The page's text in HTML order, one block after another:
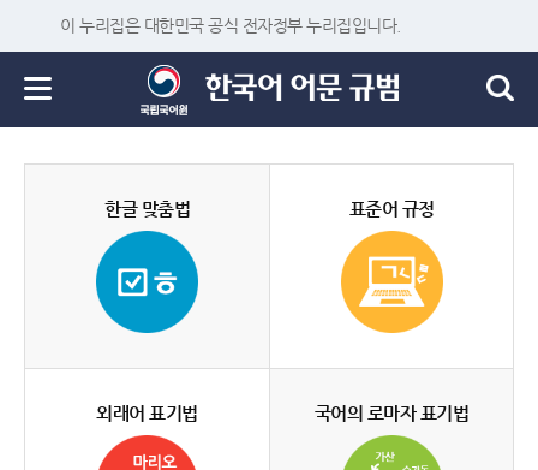
이 누리집은 대한민국 공식 전자정부 누리집입니다.
한글 맞춤법 표준어 규정
외래어 표기법 국어의 로마자 표기법